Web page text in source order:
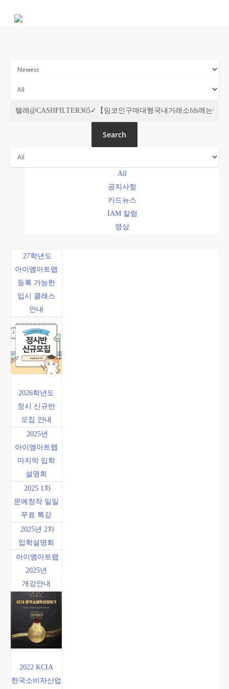
주간 IAM
Search
All
공지사항
카드뉴스
IAM 칼럼
영상
27학년도
아이엠아트랩
등록 가능한
입시 클래스
안내
2026학년도
정시 신규반
모집 안내
2025년
아이엠아트랩
마지막 입학
설명회
2025 1차
문예창작 일일
무료 특강
2025년 2차
입학설명회
아이엠아트랩
2025년
개강안내
2022 KCIA
한국소비자산업